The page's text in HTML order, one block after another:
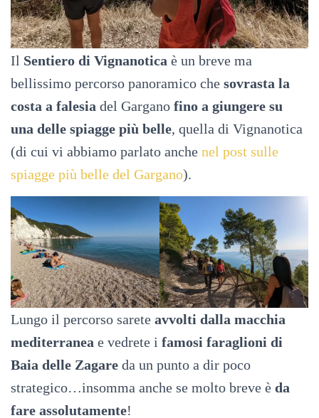
Il Sentiero di Vignanotica è un breve ma
bellissimo percorso panoramico che sovrasta la
costa a falesia del Gargano fino a giungere su
una delle spiagge più belle, quella di Vignanotica
(di cui vi abbiamo parlato anche nel post sulle
spiagge più belle del Gargano).
Lungo il percorso sarete avvolti dalla macchia
mediterranea e vedrete i famosi faraglioni di
Baia delle Zagare da un punto a dir poco
strategico…insomma anche se molto breve è da
fare assolutamente!